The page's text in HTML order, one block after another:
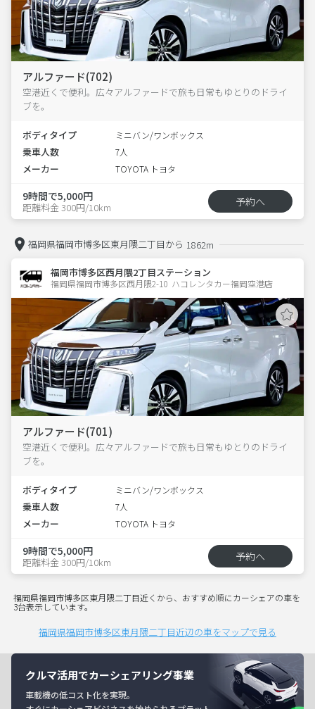
アルファード(702)
空港近くで便利。広々アルファードで旅も日常もゆとりのドライ
ブを。
ボディタイプ ミニバン/ワンボックス
乗車人数 7人
メーカー TOYOTA トヨタ
9時間で5,000円
距離料金 300円/10km 予約へ
福岡県福岡市博多区東月隈二丁目から 1862m
福岡市博多区西月隈2丁目ステーション
福岡県福岡市博多区西月隈2-10  ハコレンタカー福岡空港店
アルファード(701)
空港近くで便利。広々アルファードで旅も日常もゆとりのドライ
ブを。
ボディタイプ ミニバン/ワンボックス
乗車人数 7人
メーカー TOYOTA トヨタ
9時間で5,000円
距離料金 300円/10km 予約へ
福岡県福岡市博多区東月隈二丁目近くから、おすすめ順にカーシェアの車を
3台表示しています。
福岡県福岡市博多区東月隈二丁目近辺の車をマップで見る
クルマ活用でカーシェアリング事業
車載機の低コスト化を実現。